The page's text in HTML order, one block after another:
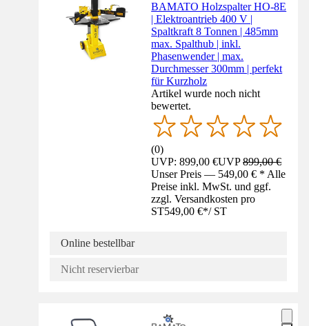
BAMATO Holzspalter HO-8E
| Elektroantrieb 400 V |
Spaltkraft 8 Tonnen | 485mm
max. Spalthub | inkl.
Phasenwender | max.
Durchmesser 300mm | perfekt
für Kurzholz
Artikel wurde noch nicht
bewertet.
(0)
UVP: 899,00 €UVP899,00 €
Unser Preis — 549,00 € * Alle
Preise inkl. MwSt. und ggf.
zzgl. Versandkosten pro
ST549,00 €*/ ST
Online bestellbar
Nicht reservierbar